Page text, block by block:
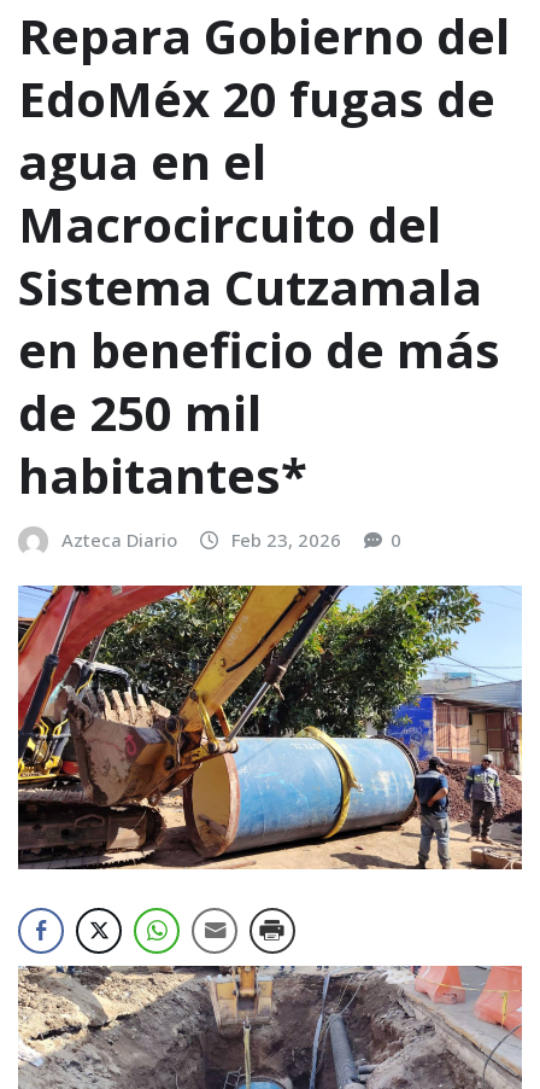
Repara Gobierno del
EdoMéx 20 fugas de
agua en el
Macrocircuito del
Sistema Cutzamala
en beneficio de más
de 250 mil
habitantes*
Azteca Diario Feb 23, 2026 0